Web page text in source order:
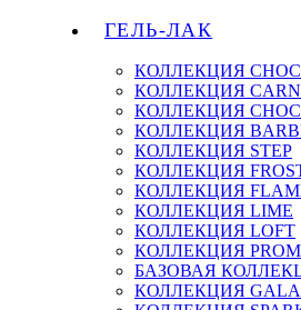
ГЕЛЬ-ЛАК
КОЛЛЕКЦИЯ
КОЛЛЕКЦИЯ
КОЛЛЕКЦИЯ
КОЛЛЕКЦИЯ
КОЛЛЕКЦИЯ STEP
КОЛЛЕКЦИЯ
КОЛЛЕКЦИЯ
КОЛЛЕКЦИЯ LIME
КОЛЛЕКЦИЯ LOFT
КОЛЛЕКЦИЯ
БАЗОВАЯ
КОЛЛЕКЦИЯ